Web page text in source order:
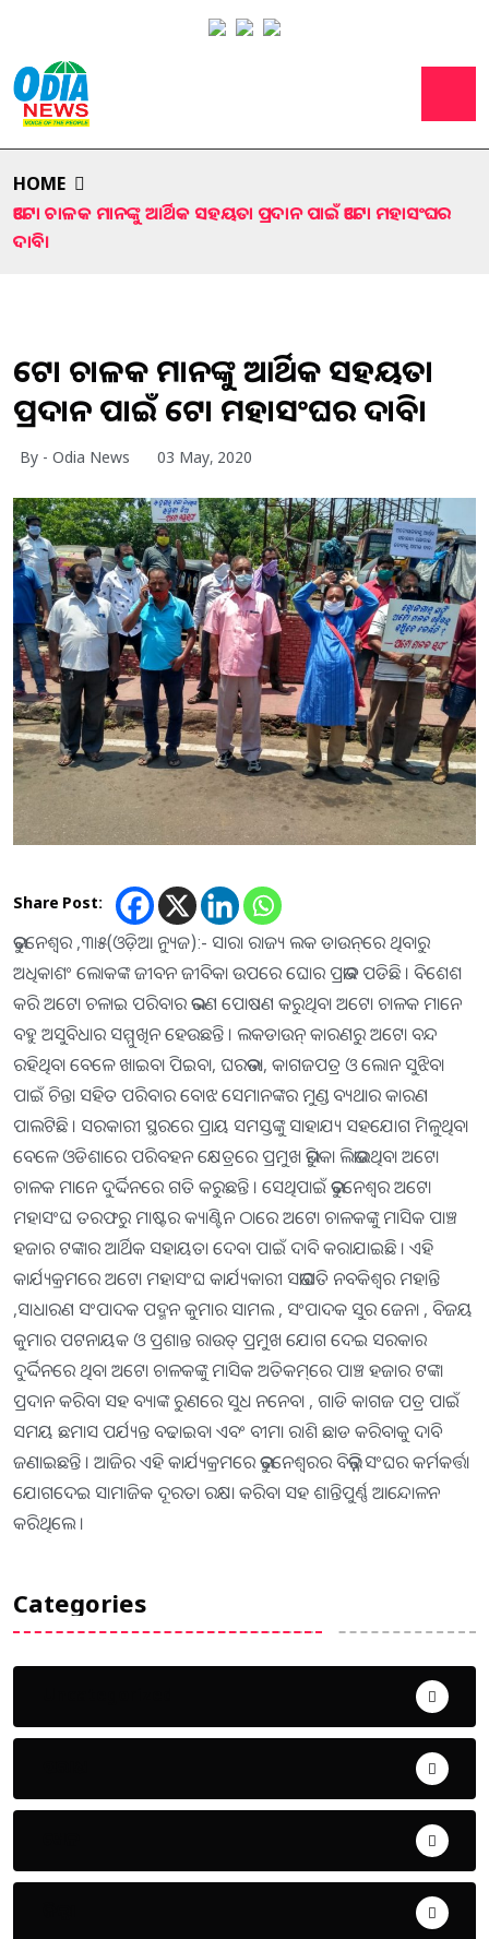
HOME
ଅଟୋ ଚାଳକ ମାନଙ୍କୁ ଆର୍ଥିକ ସହୟତା ପ୍ରଦାନ ପାଇଁ ଅଟୋ ମହାସଂଘର
ଦାବି।
ଅଟୋ ଚାଳକ ମାନଙ୍କୁ ଆର୍ଥିକ ସହୟତା
ପ୍ରଦାନ ପାଇଁ ଅଟୋ ମହାସଂଘର ଦାବି।
By - Odia News 03 May, 2020
Share Post:
ଭୁବନେଶ୍ୱର ,୩ା୫(ଓଡ଼ିଆ ନ୍ୟୁଜ):- ସାରା ରାଜ୍ୟ ଲକ ଡାଉନ୍‌ରେ ଥିବାରୁ
ଅଧିକାଶଂ ଲୋକଙ୍କ ଜୀବନ ଜୀବିକା ଉପରେ ଘୋର ପ୍ରଭାବ ପଡିଛି । ବିଶେଶ
କରି ଅଟୋ ଚଳାଇ ପରିବାର ଭରଣ ପୋଷଣ କରୁଥିବା ଅଟୋ ଚାଳକ ମାନେ
ବହୁ ଅସୁବିଧାର ସମ୍ମୁଖିନ ହେଉଛନ୍ତି । ଲକଡାଉନ୍ କାରଣରୁ ଅଟୋ ବନ୍ଦ
ରହିଥିବା ବେଳେ ଖାଇବା ପିଇବା, ଘରଭଡା, କାଗଜପତ୍ର ଓ ଲୋନ ସୁଝିବା
ପାଇଁ ଚିନ୍ତା ସହିତ ପରିବାର ବୋଝ ସେମାନଙ୍କର ମୁଣ୍ଡ ବ୍ୟଥାର କାରଣ
ପାଲଟିଛି । ସରକାରୀ ସ୍ଥରରେ ପ୍ରାୟ ସମସ୍ତଙ୍କୁ ସାହାଯ୍ୟ ସହଯୋଗ ମିଳୁଥିବା
ବେଳେ ଓଡିଶାରେ ପରିବହନ କ୍ଷେତ୍ରରେ ପ୍ରମୁଖ ଭୁମିକା ଲିଭାଉଥିବା ଅଟୋ
ଚାଳକ ମାନେ ଦୁର୍ଦ୍ଦିନରେ ଗତି କରୁଛନ୍ତି । ସେଥିପାଇଁ ଭୁବନେଶ୍ୱର ଅଟୋ
ମହାସଂଘ ତରଫରୁ ମାଷ୍ଟର କ୍ୟାଣ୍ଟିନ ଠାରେ ଅଟୋ ଚାଳକଙ୍କୁ ମାସିକ ପାଞ୍ଚ
ହଜାର ଟଙ୍କାର ଆର୍ଥିକ ସହାୟତା ଦେବା ପାଇଁ ଦାବି କରାଯାଇଛି । ଏହି
କାର୍ଯ୍ୟକ୍ରମରେ ଅଟୋ ମହାସଂଘ କାର୍ଯ୍ୟକାରୀ ସଭାପତି ନବକିଶ୍ୱର ମହାନ୍ତି
,ସାଧାରଣ ସଂପାଦକ ପଦ୍ମନ କୁମାର ସାମଲ , ସଂପାଦକ ସୁର ଜେନା , ବିଜୟ
କୁମାର ପଟନାୟକ ଓ ପ୍ରଶାନ୍ତ ରାଉତ୍ ପ୍ରମୁଖ ଯୋଗ ଦେଇ ସରକାର
ଦୁର୍ଦ୍ଦିନରେ ଥିବା ଅଟୋ ଚାଳକଙ୍କୁ ମାସିକ ଅତିକମ୍‌ରେ ପାଞ୍ଚ ହଜାର ଟଙ୍କା
ପ୍ରଦାନ କରିବା ସହ ବ୍ୟାଙ୍କ ରୁଣରେ ସୁଧ ନନେବା , ଗାଡି କାଗଜ ପତ୍ର ପାଇଁ
ସମୟ ଛମାସ ପର୍ଯ୍ୟନ୍ତ ବଢାଇବା ଏବଂ ବୀମା ରାଶି ଛାଡ କରିବାକୁ ଦାବି
ଜଣାଇଛନ୍ତି । ଆଜିର ଏହି କାର୍ଯ୍ୟକ୍ରମରେ ଭୁବନେଶ୍ୱରର ବିଭିନ୍ନ ସଂଘର କର୍ମକର୍ତ୍ତା
ଯୋଗଦେଇ ସାମାଜିକ ଦୂରତା ରକ୍ଷା କରିବା ସହ ଶାନ୍ତିପୁର୍ଣ୍ଣ ଆନ୍ଦୋଳନ
କରିଥିଲେ ।
Categories